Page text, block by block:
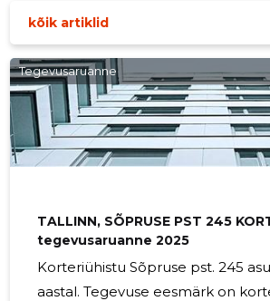
arenguga
kõik artiklid
Tegevusaruanne
TALLINN, SÕPRUSE PST 245
tegevusaruanne 2025
Korteriühistu Sõpruse pst. 245
aastal. Tegevuse eesmärk on